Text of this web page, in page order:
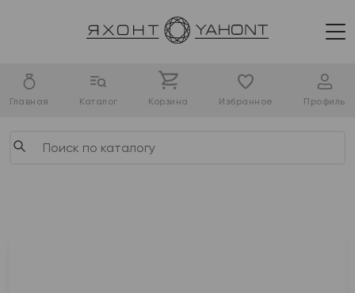
Главная Каталог Корзина Избранное Профиль